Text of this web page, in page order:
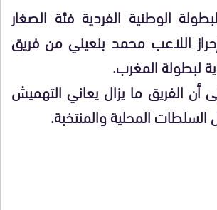
الوطنية الفردية فئة الصغار
اللاعب محمد بنعيني من فريق
لبطولة المغرب.
أن الفريق ما يزال يعاني التهميش
المحلية والمنتخبة.